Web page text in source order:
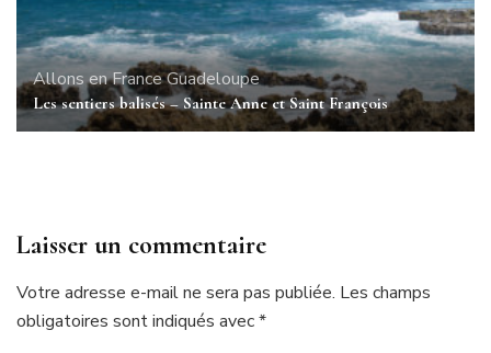
Allons en FranceGuadeloupe
Les sentiers balisés – Sainte Anne et Saint François
Laisser un commentaire
Votre adresse e-mail ne sera pas publiée. Les champs
obligatoires sont indiqués avec*